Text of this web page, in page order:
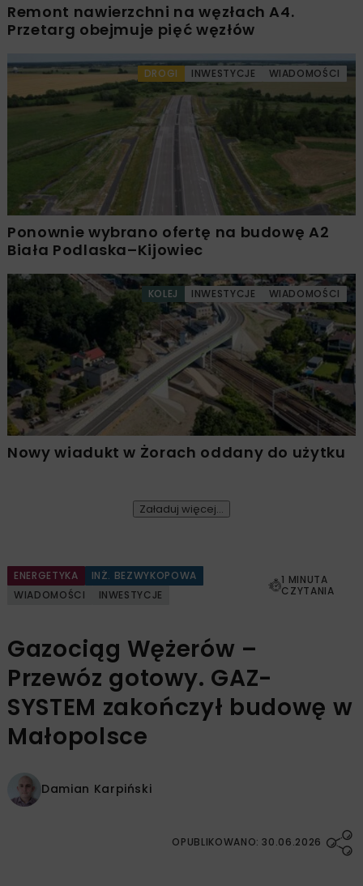
Remont nawierzchni na węzłach A4.
Przetarg obejmuje pięć węzłów
DROGI INWESTYCJE WIADOMOŚCI
Ponownie wybrano ofertę na budowę A2
Biała Podlaska–Kijowiec
KOLEJ INWESTYCJE WIADOMOŚCI
Nowy wiadukt w Żorach oddany do użytku
Załaduj więcej...
ENERGETYKA
INŻ. BEZWYKOPOWA
WIADOMOŚCI
INWESTYCJE
1 MINUTA
CZYTANIA
Gazociąg Wężerów –
Przewóz gotowy. GAZ-
SYSTEM zakończył budowę w
Małopolsce
Damian Karpiński
OPUBLIKOWANO: 30.06.2026